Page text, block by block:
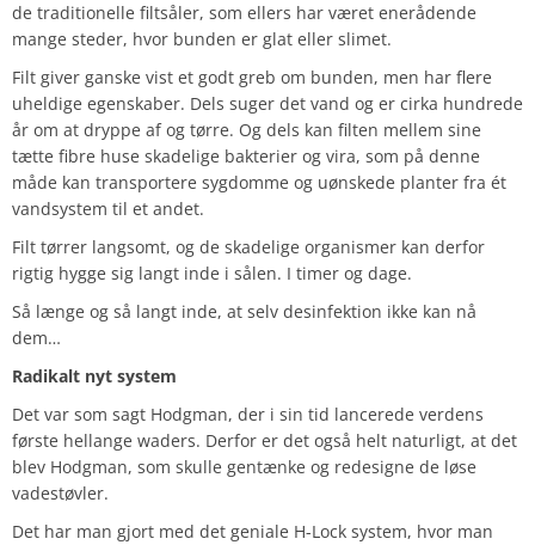
de traditionelle filtsåler, som ellers har været enerådende
mange steder, hvor bunden er glat eller slimet.
Filt giver ganske vist et godt greb om bunden, men har flere
uheldige egenskaber. Dels suger det vand og er cirka hundrede
år om at dryppe af og tørre. Og dels kan filten mellem sine
tætte fibre huse skadelige bakterier og vira, som på denne
måde kan transportere sygdomme og uønskede planter fra ét
vandsystem til et andet.
Filt tørrer langsomt, og de skadelige organismer kan derfor
rigtig hygge sig langt inde i sålen. I timer og dage.
Så længe og så langt inde, at selv desinfektion ikke kan nå
dem…
Radikalt nyt system
Det var som sagt Hodgman, der i sin tid lancerede verdens
første hellange waders. Derfor er det også helt naturligt, at det
blev Hodgman, som skulle gentænke og redesigne de løse
vadestøvler.
Det har man gjort med det geniale H-Lock system, hvor man